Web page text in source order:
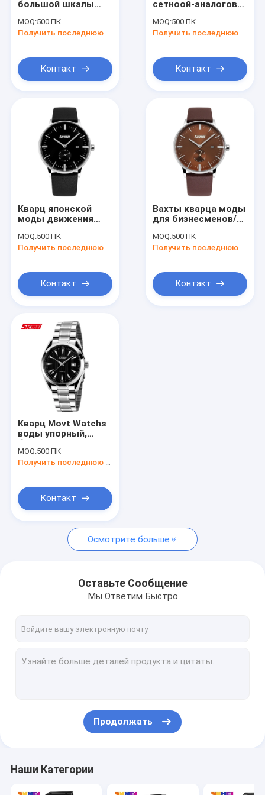
Цифровые часы людей
Многофункциональный дозор спорта
Дозор ремня металла
Дозоры кварца женщин
Дозор кварца нержавеющей стали
большой шкалы
аналогов,
wristwatch дела
MOQ:500 ПК
Контакт
сетноой-аналогов
металла дела
способа
MOQ:500 ПК
Контакт
Кварц японской
моды движения
наблюдает минуты
и секунды часа
MOQ:500 ПК
Получить последнюю цену
Контакт
Вахты кварца моды
для бизнесменов/
вахту
водостотьким
MOQ:500 ПК
Получить последнюю цену
Контакт
Кварц Movt Watchs
воды упорный,
приведенные в
действие Unisex
нержавеющей
стали
MOQ:500 ПК
Получить последнюю цену
Контакт
Осмотрите больше
Оставьте Сообщение
Мы Ответим Быстро
Продолжать
Наши Категории